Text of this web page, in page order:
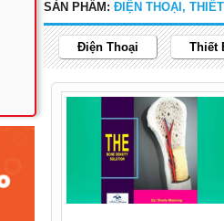
SẢN PHẨM: ĐIỆN THOẠI,
Điện Thoại Thiết